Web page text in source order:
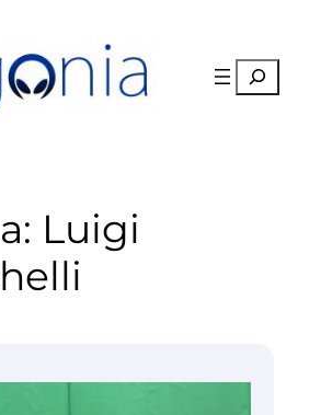
Buscar
Luigi